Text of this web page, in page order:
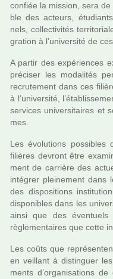
confiée la mis­sion, sera
ble des acteurs,
nels, col­lec­ti­vi­tés
gra­tion à l’uni­ver­sité de
A partir des expé­rien­ces
pré­ci­ser les moda­li­tés
recru­te­ment dans ces
à l’uni­ver­sité,
ser­vi­ces uni­ver­si­tai­res et
mes.
Les évolutions pos­si­bles
filiè­res devront être
ment de car­rière des
inté­grer plei­ne­ment dans
des dis­po­si­tions
dis­po­ni­bles dans les
ainsi que des éventuels
règle­men­tai­res que cette
Les coûts que
en veillant à dis­tin­guer
ments d’orga­ni­sa­tions